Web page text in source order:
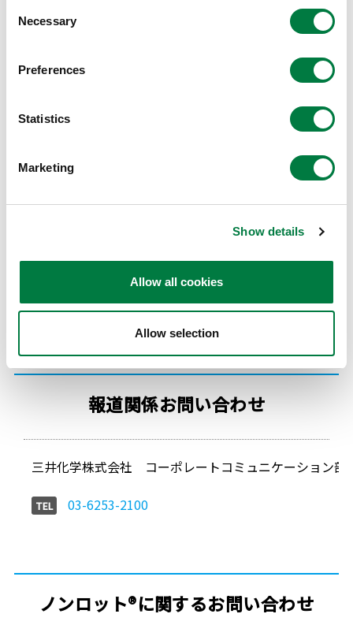
Selection
Necessary
Preferences
Statistics
Marketing
Show details
Allow all cookies
Allow selection
世界自然遺産応援プロジェクト
三井化学グループ世界自然遺産応援プロジェクト第3
知床財団に「ノンロット®」ツリーデッキを寄贈
活動
三井化学グループ自然遺産応援プロジェクト第2弾～
世界自然遺産の島 小笠原諸島での海洋ごみクリーン
報道関係お問い合わせ
三井化学株式会社 コーポレートコミュニケーション部
TEL 03-6253-2100
ノンロット®に関するお問い合わせ